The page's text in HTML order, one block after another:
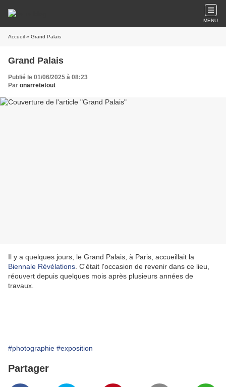
MENU
Accueil » Grand Palais
Grand Palais
Publié le 01/06/2025 à 08:23
Par onarretetout
Il y a quelques jours, le Grand Palais, à Paris, accueillait la
Biennale Révélations . C'était l'occasion de revenir dans ce lieu,
réouvert depuis quelques mois après plusieurs années de
travaux.
#photographie #exposition
Partager